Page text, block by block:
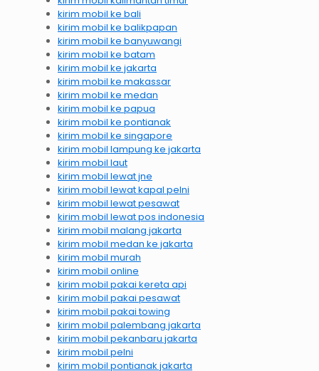
kirim mobil ke bali
kirim mobil ke balikpapan
kirim mobil ke banyuwangi
kirim mobil ke batam
kirim mobil ke jakarta
kirim mobil ke makassar
kirim mobil ke medan
kirim mobil ke papua
kirim mobil ke pontianak
kirim mobil ke singapore
kirim mobil lampung ke jakarta
kirim mobil laut
kirim mobil lewat jne
kirim mobil lewat kapal pelni
kirim mobil lewat pesawat
kirim mobil lewat pos indonesia
kirim mobil malang jakarta
kirim mobil medan ke jakarta
kirim mobil murah
kirim mobil online
kirim mobil pakai kereta api
kirim mobil pakai pesawat
kirim mobil pakai towing
kirim mobil palembang jakarta
kirim mobil pekanbaru jakarta
kirim mobil pelni
kirim mobil pontianak jakarta